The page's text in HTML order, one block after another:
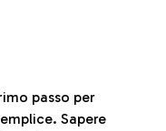
passo per
Sapere